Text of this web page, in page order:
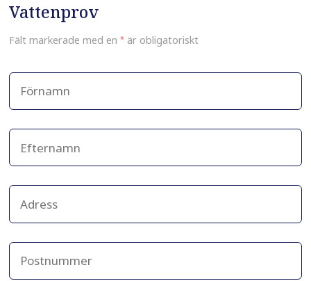
Vattenprov
Fält markerade med en *är obligatoriskt